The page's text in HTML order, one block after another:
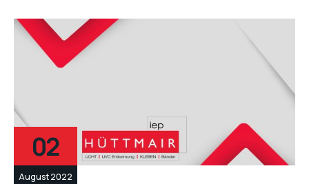
02
August 2022